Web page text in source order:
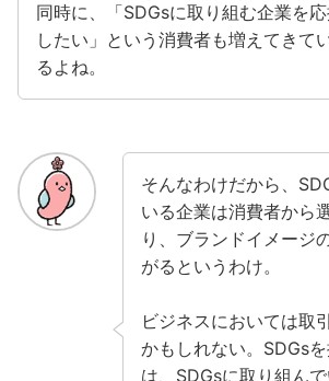
同時に、「SDGsに取り組む企業を
したい」という消費者も増えてきて
るよね。
そんなわけだから、
いる企業は消費者から
り、ブランドイメージ
がるというわけ。
ビジネスにおいては取
かもしれない。SDGs
は、SDGsに取り組ん